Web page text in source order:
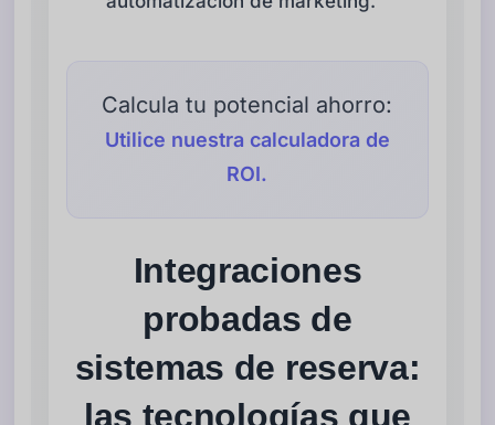
Calcula tu potencial ahorro:
Utilice nuestra calculadora de
ROI.
Integraciones
probadas de
sistemas de reserva:
las tecnologías que